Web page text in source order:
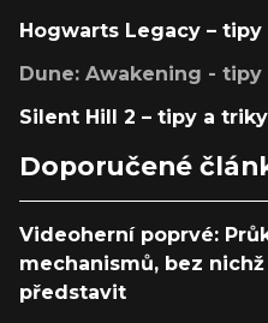
Hogwarts Legacy –
Dune: Awakening -
Silent Hill 2 – tipy a triky
Doporučené
Videoherní poprvé:
mechanismů, bez
představit